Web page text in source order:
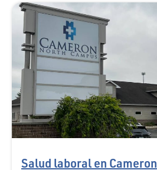
Salud laboral en Cameron